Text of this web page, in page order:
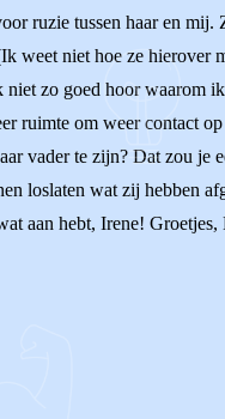
ruzie tussen haar en
weet niet hoe ze
zo goed hoor waarom
ruimte om weer contact
vader te zijn? Dat zou je
loslaten wat zij hebben
aan hebt, Irene! Groetjes,